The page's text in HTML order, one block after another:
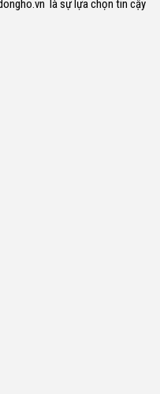
là sự lựa chọn tin cậy